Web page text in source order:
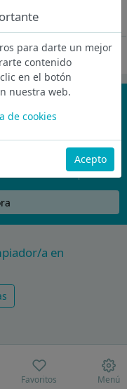
Oferta desactivada
por email las mejores
te vamos a enviar spam
a en
Favoritos Menú
para darte un mejor
contenido
en el botón
nuestra web.
de cookies
Acepto